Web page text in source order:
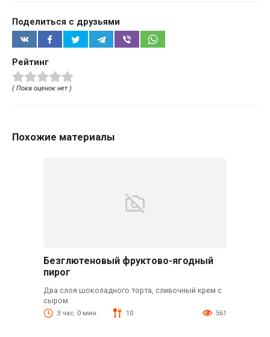
Поделиться с друзьями
Рейтинг
( Пока оценок нет )
Похожие материалы
Безглютеновый фруктово-ягодный
пирог
Два слоя шоколадного торта, сливочный крем с
сыром
3 час. 0 мин. 10 561